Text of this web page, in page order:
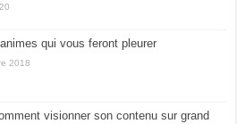
qui vous feront pleurer
2018
visionner son contenu sur grand